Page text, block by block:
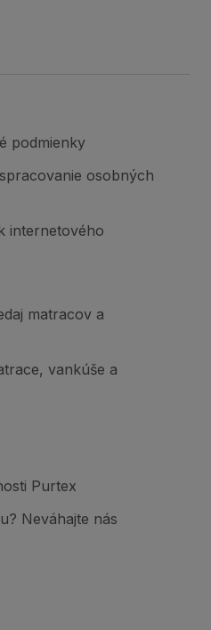
podmienky
osobných
internetového
matracov a
vankúše a
Purtex
Neváhajte nás